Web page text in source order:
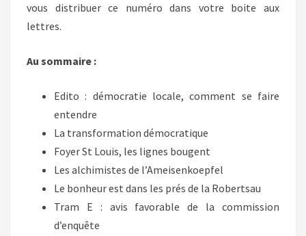
vous distribuer ce numéro dans votre boite aux
lettres.
Au sommaire :
Edito : démocratie locale, comment se faire
entendre
La transformation démocratique
Foyer St Louis, les lignes bougent
Les alchimistes de l’Ameisenkoepfel
Le bonheur est dans les prés de la Robertsau
Tram E : avis favorable de la commission
d’enquête